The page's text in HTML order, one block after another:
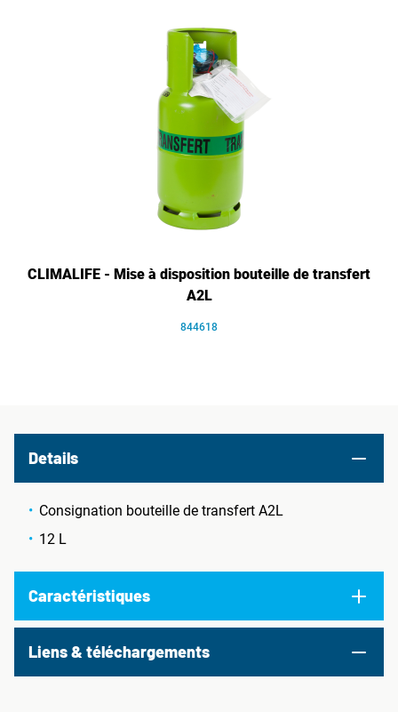
CLIMALIFE - Mise à disposition bouteille de transfert
A2L
844618
Details
Consignation bouteille de transfert A2L
12 L
Caractéristiques
Liens & téléchargements